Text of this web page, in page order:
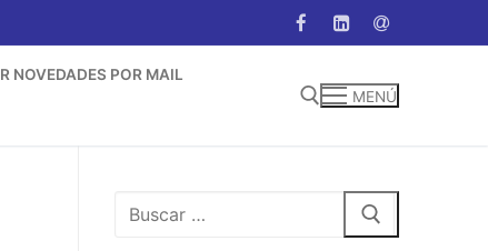
NOVEDADES POR MAIL
MENÚ
Buscar: